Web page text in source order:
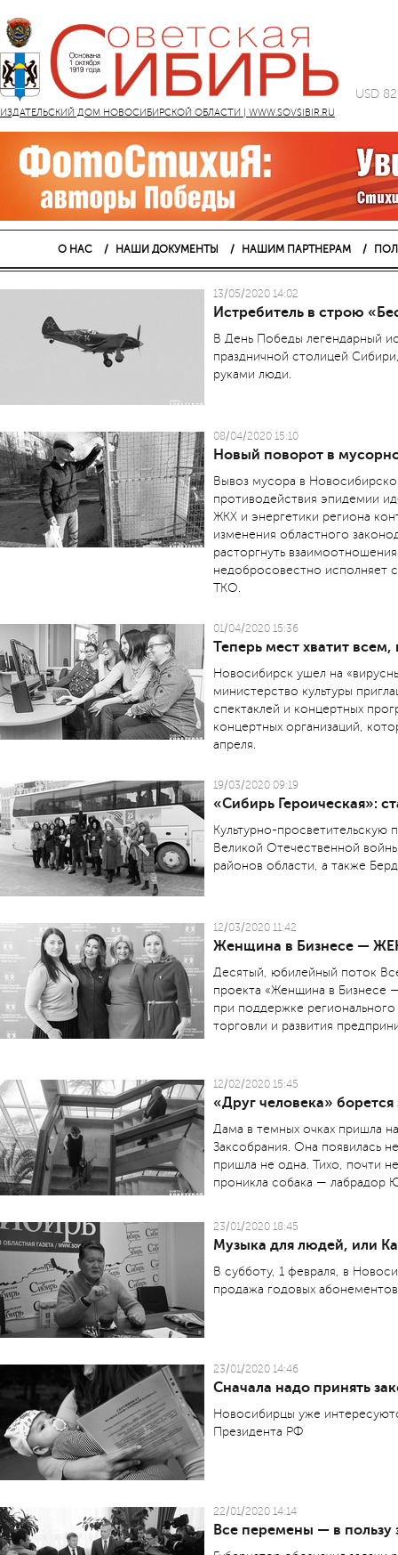
ИЗДАТЕЛЬСКИЙ ДОМ НОВОСИБИРСКОЙ ОБЛАСТИ | WWW.SOVSIBIR.RU
USD
О НАС НАШИ ДОКУМЕНТЫ НАШИМ ПАРТНЕРАМ
13/05/2020 14:02
Истребитель в строю
В День Победы легендарный
праздничной столицей
руками люди.
08/04/2020 15:10
Новый поворот в
Вывоз мусора в
противодействия эпидемии
ЖКХ и энергетики региона
изменения областного
расторгнуть
недобросовестно исполняет
ТКО.
01/04/2020 15:36
Теперь мест хватит
Новосибирск ушел на
министерство культуры
спектаклей и концертных
концертных организаций,
апреля.
19/03/2020 09:19
«Сибирь Героическая»:
Культурно-просветительскую
Великой Отечественной
районов области, а также
12/03/2020 11:42
Женщина в Бизнесе —
Десятый, юбилейный поток
проекта «Женщина в
при поддержке
торговли и развития
12/02/2020 15:45
«Друг человека» борется
Дама в темных очках пришла
Заксобрания. Она появилась
пришла не одна. Тихо, почти
проникла собака — лабрадор
23/01/2020 18:45
Музыка для людей, или
В субботу, 1 февраля, в
продажа годовых
23/01/2020 14:46
Сначала надо принять
Новосибирцы уже
Президента РФ
22/01/2020 14:14
Все перемены — в пользу